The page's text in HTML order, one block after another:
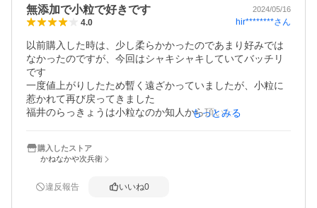
無添加で小粒で好きです 2024/05/16
4.0 hir********さん
以前購入した時は、少し柔らかかったのであまり好みでは
なかったのですが、今回はシャキシャキしていてバッチリ
です
一度値上がりしたため暫く遠ざかっていましたが、小粒に
惹かれて再び戻ってきました
福井のらっきょうは小粒なのか知人から頂いた物も小粒で
もっとみる
購入したストア
かねなかや次兵衛
違反報告 いいね0